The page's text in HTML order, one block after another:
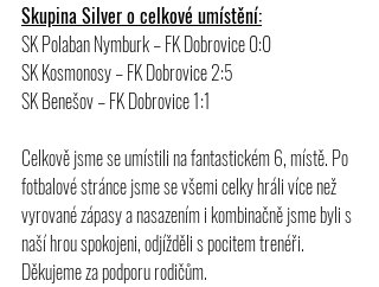
Skupina Silver o celkové umístění:
SK Polaban Nymburk – FK Dobrovice 0:0
SK Kosmonosy – FK Dobrovice 2:5
SK Benešov – FK Dobrovice 1:1
Celkově jsme se umístili na fantastickém 6, místě. Po
fotbalové stránce jsme se všemi celky hráli více než
vyrované zápasy a nasazením i kombinačně jsme byli s
naší hrou spokojeni, odjížděli s pocitem trenéři.
Děkujeme za podporu rodičům.